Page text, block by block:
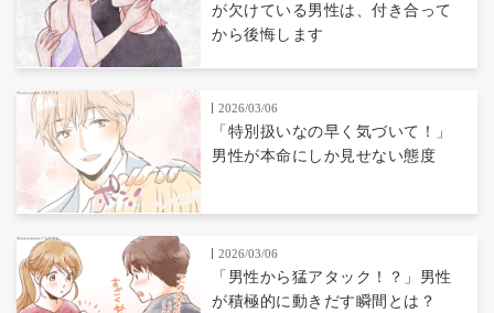
が欠けている男性は、付き合って
から後悔します
2026/03/06
「特別扱いなの早く気づいて！」
男性が本命にしか見せない態度
2026/03/06
「男性から猛アタック！？」男性
が積極的に動きだす瞬間とは？